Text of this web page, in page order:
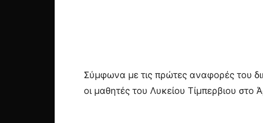
Σύμφωνα με τις πρώτες αναφορές του
οι μαθητές του Λυκείου Τίμπερβιου